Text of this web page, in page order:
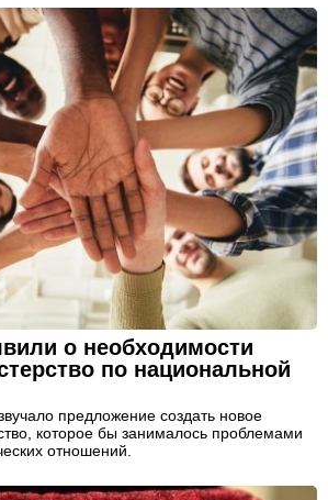
о необходимости
по национальной
предложение создать новое
которое бы занималось проблемами
отношений.